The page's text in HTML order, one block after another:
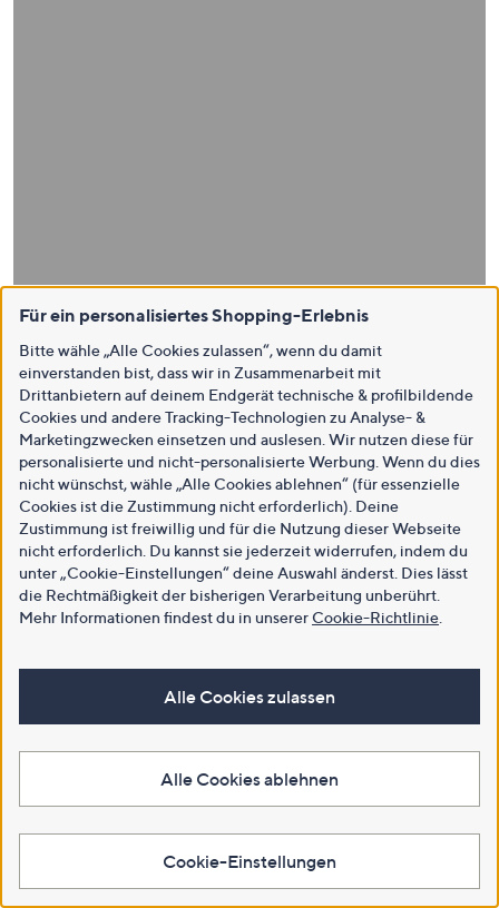
Für ein personalisiertes Shopping-Erlebnis
Bitte wähle „Alle Cookies zulassen“, wenn du damit
einverstanden bist, dass wir in Zusammenarbeit mit
Drittanbietern auf deinem Endgerät technische & profilbildende
Cookies und andere Tracking-Technologien zu Analyse- &
Marketingzwecken einsetzen und auslesen. Wir nutzen diese für
personalisierte und nicht-personalisierte Werbung. Wenn du dies
nicht wünschst, wähle „Alle Cookies ablehnen“ (für essenzielle
Cookies ist die Zustimmung nicht erforderlich). Deine
Zustimmung ist freiwillig und für die Nutzung dieser Webseite
nicht erforderlich. Du kannst sie jederzeit widerrufen, indem du
unter „Cookie-Einstellungen“ deine Auswahl änderst. Dies lässt
die Rechtmäßigkeit der bisherigen Verarbeitung unberührt.
Mehr Informationen findest du in unsererCookie-Richtlinie
Alle Cookies zulassen
Alle Cookies ablehnen
Cookie-Einstellungen